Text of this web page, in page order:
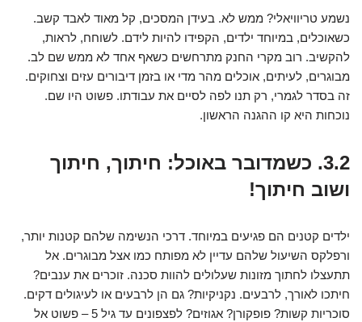
נשמע טריוויאלי? ממש לא. בעידן המסכים, קל מאוד לאבד קשב.
כשאוכלים, במיוחד ילדים, הקפידו להיות לידם. לשוחח, לראות,
להקשיב. רוב מקרי החנק מתרחשים כשאף אחד לא ממש שם לב.
מבוגרים, לעיתים, אוכלים מהר מדי או בזמן דיבורים עזים וצחוקים.
זה בסדר לגמרי, רק תנו לפה לסיים את עבודתו. פשוט היו שם.
נוכחות היא קו ההגנה הראשון.
3.2. כשמדובר באוכל: חיתוך, חיתוך
ושוב חיתוך!
ילדים קטנים הם פגיעים במיוחד. דרכי הנשימה שלהם קטנות יותר,
ורפלקס השיעול שלהם עדיין לא מפותח כמו אצל מבוגרים. אל
תתעצלו לחתוך מזונות שעלולים להוות סכנה. זוכרים את ענבים?
חיתכו לאורך, לרבעים. נקניקיות? גם הן לרבעים או לעיגולים דקים.
סוכריות קשות? פופקורן? אגוזים? לפצפונים עד גיל 5 – פשוט אל